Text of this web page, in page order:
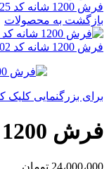
فرش 1200 شانه کد 12125 کرم
بازگشت به محصولات
فرش 1200 شانه کد 1210102 نسکافه ای
برای بزرگنمایی کلیک
فرش 1200 شانه کد 120909 کرم بژ
24،000،000 تومان